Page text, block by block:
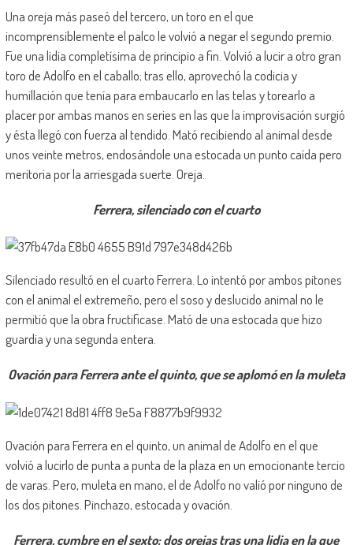
Una oreja más paseó del tercero, un toro en el que
incomprensiblemente el palco le volvió a negar el segundo premio.
Fue una lidia completísima de principio a fin. Volvió a lucir a otro gran
toro de Adolfo en el caballo; tras ello, aprovechó la codicia y
humillación que tenía para embaucarlo en las telas y torearlo a
placer por ambas manos en series en las que la improvisación surgió
y ésta llegó con fuerza al tendido. Mató recibiendo al animal desde
unos veinte metros, endosándole una estocada un punto caída pero
meritoria por la arriesgada suerte. Oreja.
Ferrera, silenciado con el cuarto
Silenciado resultó en el cuarto Ferrera. Lo intentó por ambos pitones
con el animal el extremeño, pero el soso y deslucido animal no le
permitió que la obra fructificase. Mató de una estocada que hizo
guardia y una segunda entera.
Ovación para Ferrera ante el quinto, que se aplomó en la muleta
Ovación para Ferrera en el quinto, un animal de Adolfo en el que
volvió a lucirlo de punta a punta de la plaza en un emocionante tercio
de varas. Pero, muleta en mano, el de Adolfo no valió por ninguno de
los dos pitones. Pinchazo, estocada y ovación.
Ferrera, cumbre en el sexto: dos orejas tras una lidia en la que